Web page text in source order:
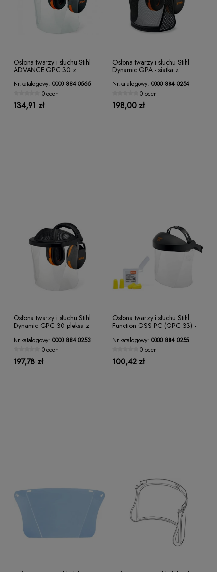
Osłona twarzy i słuchu Stihl
ADVANCE GPC 30 z
Nr.katalogowy: 0000 884 0565
0 ocen
134,91 zł
Osłona twarzy i słuchu Stihl
Dynamic GPA - siatka z
Nr.katalogowy: 0000 884 0254
0 ocen
198,00 zł
Osłona twarzy i słuchu Stihl
Dynamic GPC 30 pleksa z
nausznikami
Nr.katalogowy: 0000 884 0253
0 ocen
197,78 zł
Osłona twarzy i słuchu Stihl
Function GSS PC (GPC 33) -
poliwęglan z gumką
Nr.katalogowy: 0000 884 0255
0 ocen
100,42 zł